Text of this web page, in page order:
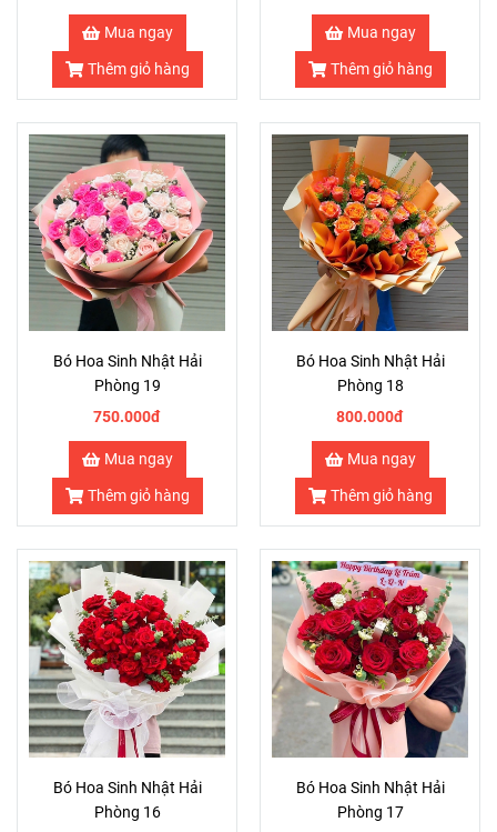
Mua ngay
Thêm giỏ hàng
Mua ngay
Thêm giỏ hàng
Bó Hoa Sinh Nhật Hải
Phòng 19
750.000đ
Mua ngay
Thêm giỏ hàng
Bó Hoa Sinh Nhật Hải
Phòng 18
800.000đ
Mua ngay
Thêm giỏ hàng
Bó Hoa Sinh Nhật Hải
Phòng 16
Bó Hoa Sinh Nhật Hải
Phòng 17